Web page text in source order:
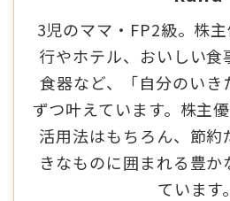
3児のママ・FP2級。株
行やホテル、おいしい食
食器など、「自分のいき
ずつ叶えています。株主
活用法はもちろん、節
きなものに囲まれる豊か
ています。